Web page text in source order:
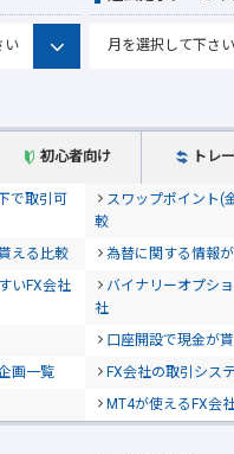
初心者向け トレ
で取引可
スワップポイント(
較
える比較
為替に関する情報
いFX会社
バイナリーオプシ
社
口座開設で現金が
画一覧
FX会社の取引シス
MT4が使えるFX会